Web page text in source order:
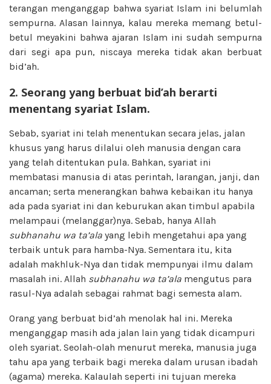
terangan menganggap bahwa syariat Islam ini belumlah
sempurna. Alasan lainnya, kalau mereka memang betul-
betul meyakini bahwa ajaran Islam ini sudah sempurna
dari segi apa pun, niscaya mereka tidak akan berbuat
bid’ah.
2. Seorang yang berbuat bid’ah berarti
menentang syariat Islam.
Sebab, syariat ini telah menentukan secara jelas, jalan
khusus yang harus dilalui oleh manusia dengan cara
yang telah ditentukan pula. Bahkan, syariat ini
membatasi manusia di atas perintah, larangan, janji, dan
ancaman; serta menerangkan bahwa kebaikan itu hanya
ada pada syariat ini dan keburukan akan timbul apabila
melampaui (melanggar)nya. Sebab, hanya Allah
subhanahu wa ta’ala yang lebih mengetahui apa yang
terbaik untuk para hamba-Nya. Sementara itu, kita
adalah makhluk-Nya dan tidak mempunyai ilmu dalam
masalah ini. Allah subhanahu wa ta’ala mengutus para
rasul-Nya adalah sebagai rahmat bagi semesta alam.
Orang yang berbuat bid’ah menolak hal ini. Mereka
menganggap masih ada jalan lain yang tidak dicampuri
oleh syariat. Seolah-olah menurut mereka, manusia juga
tahu apa yang terbaik bagi mereka dalam urusan ibadah
(agama) mereka. Kalaulah seperti ini tujuan mereka